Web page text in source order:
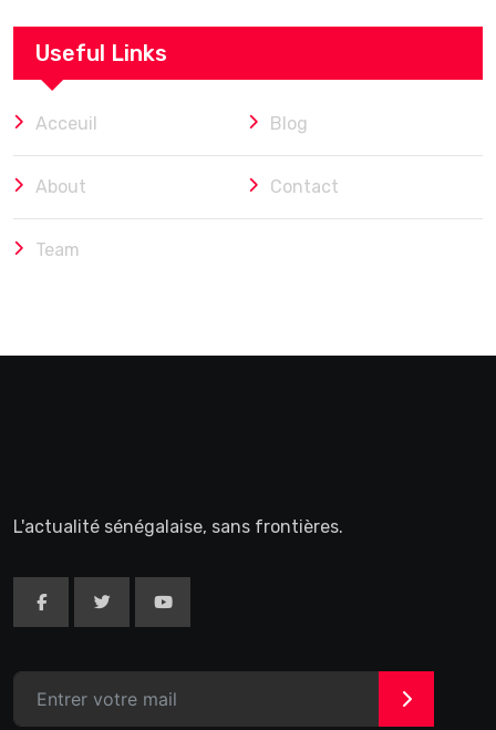
Useful Links
Acceuil Blog
About Contact
Team
L'actualité sénégalaise, sans frontières.
>